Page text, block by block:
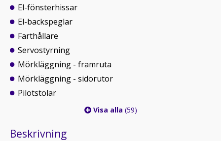
El-fönsterhissar
El-backspeglar
Farthållare
Servostyrning
Mörkläggning - framruta
Mörkläggning - sidorutor
Pilotstolar
Visa alla (59)
Beskrivning